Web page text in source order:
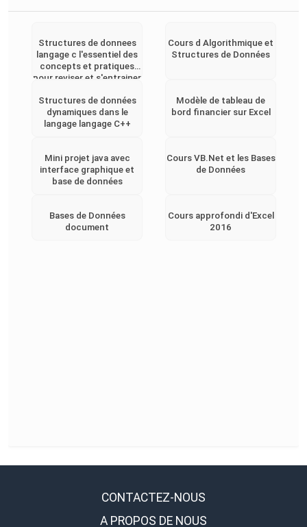
Structures de donnees
langage c l'essentiel des
concepts et pratiques
pour reviser et s'entrainer
Cours d Algorithmique et
Structures de Données
Structures de données
dynamiques dans le
langage langage C++
Modèle de tableau de
bord financier sur Excel
Mini projet java avec
interface graphique et
base de données
Cours VB.Net et les Bases
de Données
Bases de Données
document
Cours approfondi d'Excel
2016
CONTACTEZ-NOUS
A PROPOS DE NOUS